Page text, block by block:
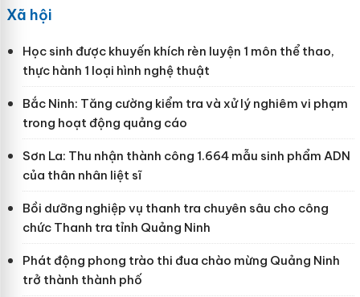
Xã hội
Học sinh được khuyến khích rèn luyện 1 môn thể thao,
thực hành 1 loại hình nghệ thuật
Bắc Ninh: Tăng cường kiểm tra và xử lý nghiêm vi phạm
trong hoạt động quảng cáo
Sơn La: Thu nhận thành công 1.664 mẫu sinh phẩm ADN
của thân nhân liệt sĩ
Bồi dưỡng nghiệp vụ thanh tra chuyên sâu cho công
chức Thanh tra tỉnh Quảng Ninh
Phát động phong trào thi đua chào mừng Quảng Ninh
trở thành thành phố